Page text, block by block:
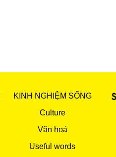
KINH NGHIỆM SỐNG
Culture
Văn hoá
Useful words